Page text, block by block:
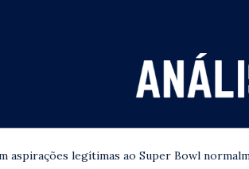
aspirações legítimas ao Super Bowl